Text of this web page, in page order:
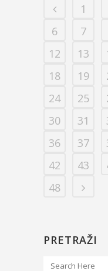
1
6
7
12
13
18
19
24
25
30
31
36
37
42
43
48
PRETRAŽI